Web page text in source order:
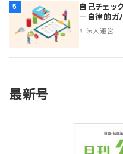
【連載】公益法人運営実
【連載】公益法人会計検
【連載】実務と税務のポ
【連載】事務局だよりPLUS
【連載】非営利法人
プライバシーポリシー
5
自己チェッ
―自律的ガ
法人運営
最新号